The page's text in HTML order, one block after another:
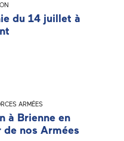
du 14 juillet à
ARMÉES
à Brienne en
de nos Armées